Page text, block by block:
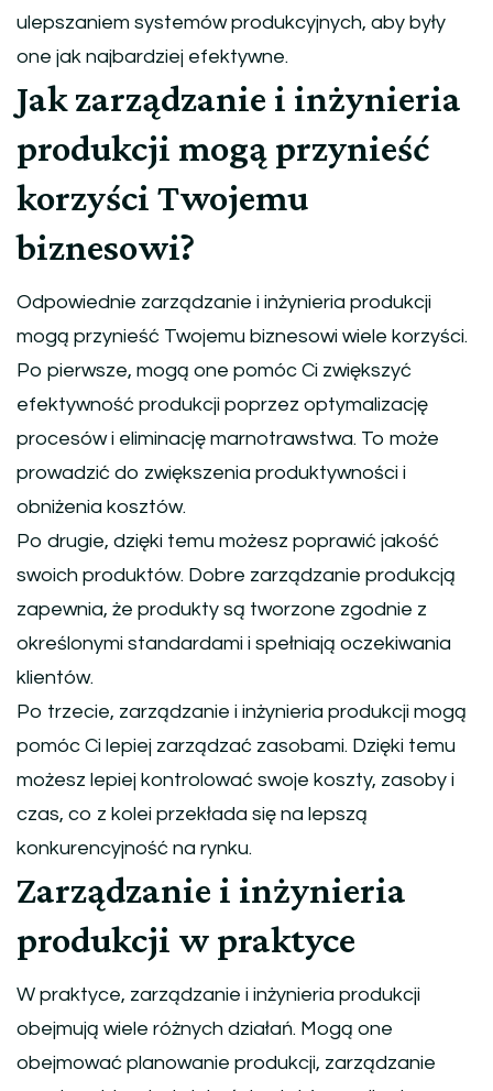
ulepszaniem systemów produkcyjnych, aby były
one jak najbardziej efektywne.
Jak zarządzanie i inżynieria
produkcji mogą przynieść
korzyści Twojemu
biznesowi?
Odpowiednie zarządzanie i inżynieria produkcji
mogą przynieść Twojemu biznesowi wiele korzyści.
Po pierwsze, mogą one pomóc Ci zwiększyć
efektywność produkcji poprzez optymalizację
procesów i eliminację marnotrawstwa. To może
prowadzić do zwiększenia produktywności i
obniżenia kosztów.
Po drugie, dzięki temu możesz poprawić jakość
swoich produktów. Dobre zarządzanie produkcją
zapewnia, że produkty są tworzone zgodnie z
określonymi standardami i spełniają oczekiwania
klientów.
Po trzecie, zarządzanie i inżynieria produkcji mogą
pomóc Ci lepiej zarządzać zasobami. Dzięki temu
możesz lepiej kontrolować swoje koszty, zasoby i
czas, co z kolei przekłada się na lepszą
konkurencyjność na rynku.
Zarządzanie i inżynieria
produkcji w praktyce
W praktyce, zarządzanie i inżynieria produkcji
obejmują wiele różnych działań. Mogą one
obejmować planowanie produkcji, zarządzanie